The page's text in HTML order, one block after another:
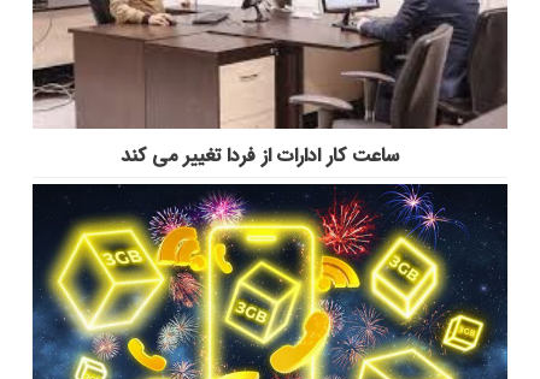
ساعت کار ادارات از فردا تغییر می کند